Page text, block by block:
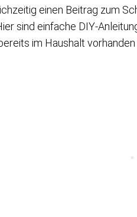
einen Beitrag zum
sind einfache DIY-
im Haushalt